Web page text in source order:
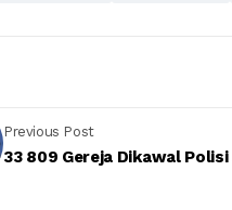
Previous Post
33 809 Gereja Dikawal